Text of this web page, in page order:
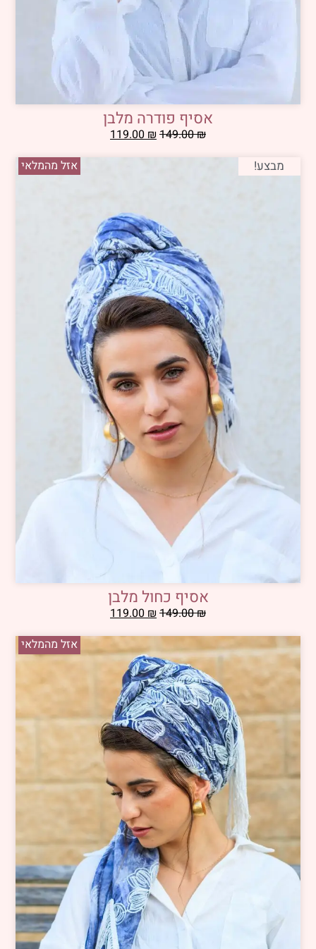
אסיף פודרה מלבן
149.00₪
119.00 ₪
אזל מהמלאי
מבצע!
אסיף כחול מלבן
149.00₪
119.00₪
אזל מהמלאי